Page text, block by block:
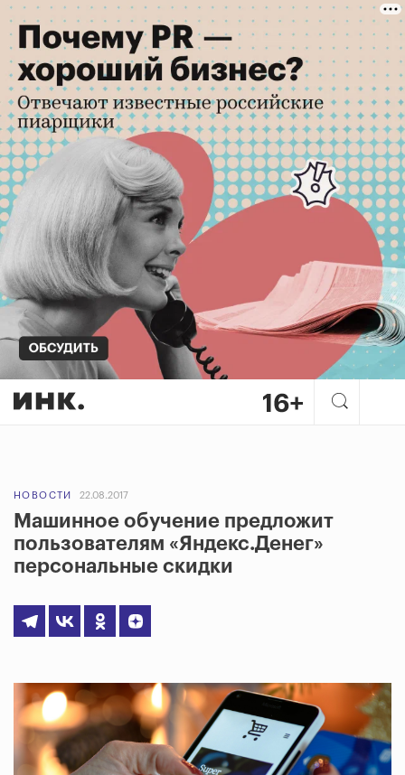
НОВОСТИ 22.08.2017
Машинное обучение предложит
пользователям «Яндекс.Денег»
персональные скидки